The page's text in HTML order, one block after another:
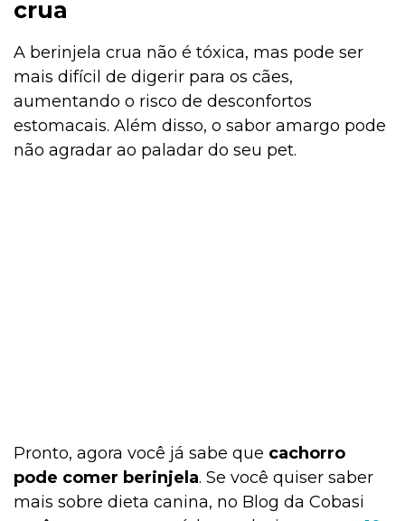
crua
A berinjela crua não é tóxica, mas pode ser
mais difícil de digerir para os cães,
aumentando o risco de desconfortos
estomacais. Além disso, o sabor amargo pode
não agradar ao paladar do seu pet.
Pronto, agora você já sabe que cachorro
pode comer berinjela. Se você quiser saber
mais sobre dieta canina, no Blog da Cobasi